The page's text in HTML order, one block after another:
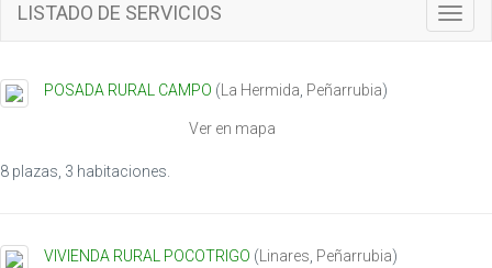
LISTADO DE SERVICIOS
POSADA RURAL CAMPO ( La Hermida Peñarrubia)
Ver en mapa
8 plazas, 3 habitaciones.
VIVIENDA RURAL POCOTRIGO ( Linares Peñarrubia)